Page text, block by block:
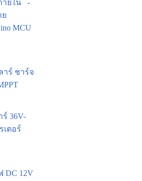
ยใน
-
ย
MCU
าร์ ชาร์จ
36V-
เตอร์
DC 12V